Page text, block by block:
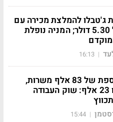
ג'טבלו להמלצת מכירה עם
מחיר יעד של 5.30 דולר; המניה נופלת
|
16:13
הצפי היה תוספת של 83 אלף משרות,
בפועל נמחקו 23 אלף: שוק העבודה
|
15:44